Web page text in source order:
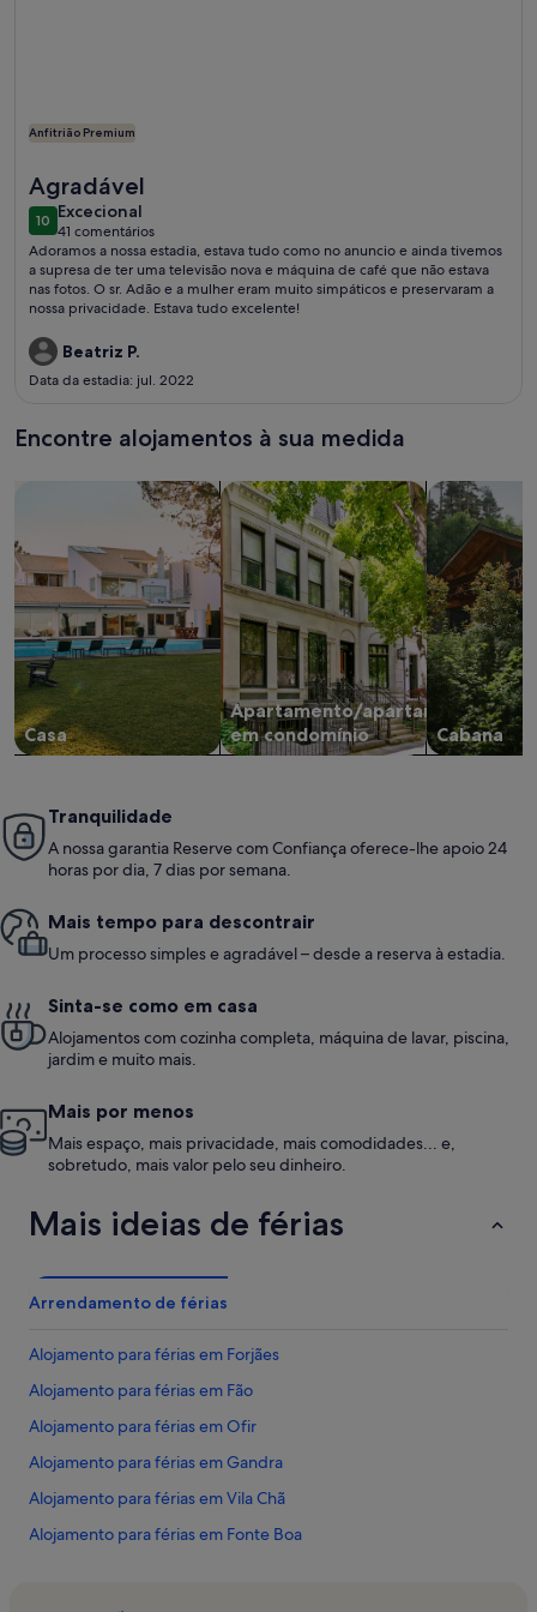
Anfitrião Premium
Agradável
1010 de 10
Excecional
excecional
41 comentários
(41
comentários)
Adoramos a nossa estadia, estava tudo como no anuncio e ainda tivemos
a supresa de ter uma televisão nova e máquina de café que não estava
nas fotos. O sr. Adão e a mulher eram muito simpáticos e preservaram a
nossa privacidade. Estava tudo excelente!
Beatriz P.
Data da estadia: jul. 2022
Encontre alojamentos à sua medida
Casa
Pesquisar casas
Apartamento/apartamento
em condomínio
Pesquisar apartamentos/
Cabana
pesquisar
Tranquilidade
A nossa garantia Reserve com Confiança oferece-lhe apoio 24
horas por dia, 7 dias por semana.
Mais tempo para descontrair
Um processo simples e agradável – desde a reserva à estadia.
Sinta-se como em casa
Alojamentos com cozinha completa, máquina de lavar, piscina,
jardim e muito mais.
Mais por menos
Mais espaço, mais privacidade, mais comodidades... e,
sobretudo, mais valor pelo seu dinheiro.
Mais ideias de férias
Arrendamento de férias
Alojamento para férias em Forjães
Alojamento para férias em Fão
Alojamento para férias em Ofir
Alojamento para férias em Gandra
Alojamento para férias em Vila Chã
Alojamento para férias em Fonte Boa
Alojamento para férias em Golf Quinta da Barca